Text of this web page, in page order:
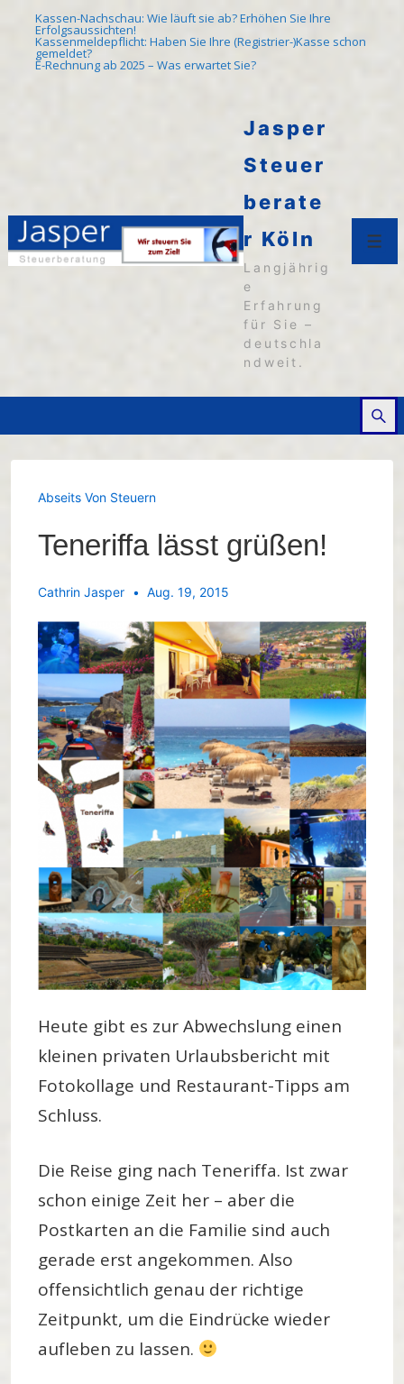
Zum
Inhalt
Kassen-Nachschau: Wie läuft sie ab? Erhöhen Sie Ihre
Erfolgsaussichten!
Kassenmeldepflicht: Haben Sie Ihre (Registrier-)Kasse schon
gemeldet?
E-Rechnung ab 2025 – Was erwartet Sie?
Jasper
Steuer
berate
r Köln
Langjährig
e
Erfahrung
für Sie –
deutschla
ndweit.
Abseits Von Steuern
Teneriffa lässt grüßen!
Cathrin Jasper Aug. 19, 2015
Heute gibt es zur Abwechslung einen
kleinen privaten Urlaubsbericht mit
Fotokollage und Restaurant-Tipps am
Schluss.
Die Reise ging nach Teneriffa. Ist zwar
schon einige Zeit her – aber die
Postkarten an die Familie sind auch
gerade erst angekommen. Also
offensichtlich genau der richtige
Zeitpunkt, um die Eindrücke wieder
aufleben zu lassen.